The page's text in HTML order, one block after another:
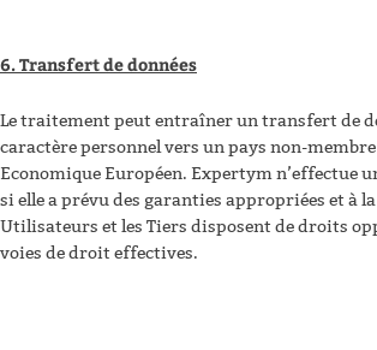
6. Transfert de données
Le traitement peut entraîner un transfert de
caractère personnel vers un pays non-membre
Economique Européen. Expertym n’effectue
si elle a prévu des garanties appropriées et à
Utilisateurs et les Tiers disposent de droits
voies de droit effectives.